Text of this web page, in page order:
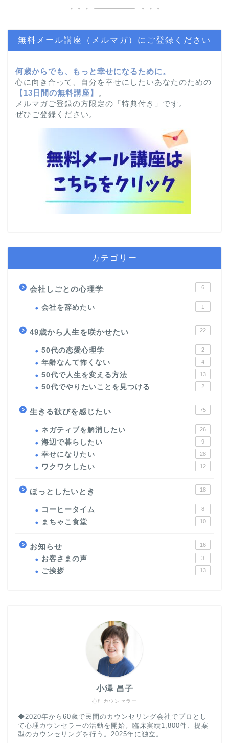
無料メール講座（メルマガ）にご登録ください
何歳からでも、もっと幸せになるために。
心に向き合って、自分を幸せにしたいあなたのための
【 13日間の無料講座】
。
メルマガご登録の方限定の「特典付き」です。
ぜひご登録ください。
カテゴリー
会社しごとの心理学 6
会社を辞めたい 1
49歳から人生を咲かせたい 22
50代の恋愛心理学 2
年齢なんて怖くない 4
50代で人生を変える方法 13
50代でやりたいことを見つける 2
生きる歓びを感じたい 75
ネガティブを解消したい 26
海辺で暮らしたい 9
幸せになりたい 28
ワクワクしたい 12
ほっとしたいとき 18
コーヒータイム 8
まちゃこ食堂 10
お知らせ 16
お客さまの声 3
ご挨拶 13
心理カウンセラー
小澤 昌子
◆2020年から60歳で民間のカウンセリング会社でプロとし
て心理カウンセラーの活動を開始。臨床実績1,800件、提案
型のカウンセリングを行う。2025年に独立。